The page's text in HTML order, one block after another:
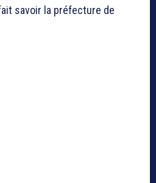
savoir la préfecture de